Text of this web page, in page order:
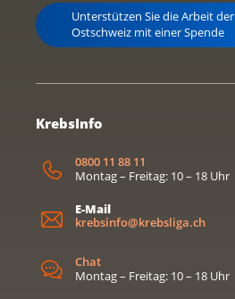
Unterstützen Sie die Arbeit
Ostschweiz mit einer Spende
KrebsInfo
0800 11 88 11
Montag – Freitag: 10 – 18 Uhr
E-Mail
krebsinfo@krebsliga.ch
Chat
Montag – Freitag: 10 – 18 Uhr